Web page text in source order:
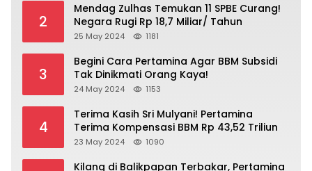
2
Mendag Zulhas Temukan 11 SPBE Curang!
Negara Rugi Rp 18,7 Miliar/ Tahun
25 May 2024 1181
3
Begini Cara Pertamina Agar BBM Subsidi
Tak Dinikmati Orang Kaya!
24 May 2024 1153
4
Terima Kasih Sri Mulyani! Pertamina
Terima Kompensasi BBM Rp 43,52 Triliun
23 May 2024 1090
Kilang di Balikpapan Terbakar, Pertamina